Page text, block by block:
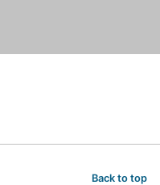
Back to top